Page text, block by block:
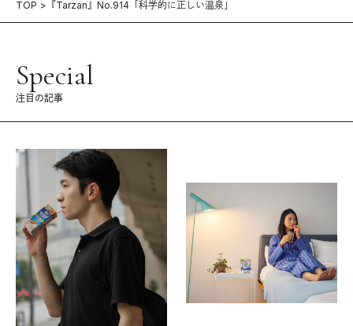
TOP 『Tarzan』No.914「科学的に正しい温泉」
Special
注目の記事